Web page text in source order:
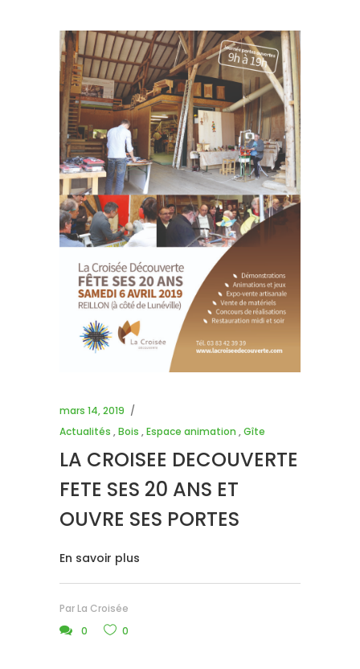
mars 14, 2019
Actualités ,Bois ,Espace animation ,Gîte
LA CROISEE DECOUVERTE
FETE SES 20 ANS ET
OUVRE SES PORTES
En savoir plus
Par La Croisée
0
0